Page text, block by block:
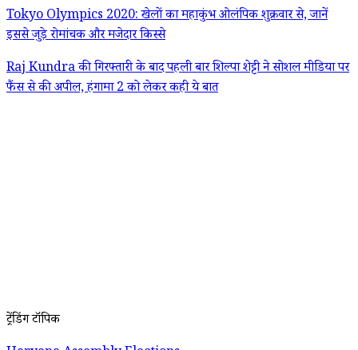
Tokyo Olympics 2020: खेलों का महाकुंभ ओलंपिक शुक्रवार से, जानें
इससे जुड़े रोमांचक और मजेदार किस्से
Raj Kundra की गिरफ्तारी के बाद पहली बार शिल्पा शेट्टी ने सोशल मीडिया पर
फैंस से की अपील, हंगामा 2 को लेकर कही ये बात
ट्रेंडिंग टॉपिक